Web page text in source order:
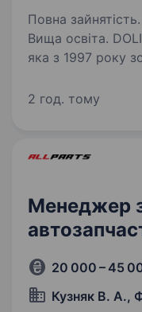
Повна
Вища освіта. DOLINA — міжнародна компанія,
яка з 1997 року
2 год. тому
Менеджер
20 000 – 45
Кузняк В. А.,